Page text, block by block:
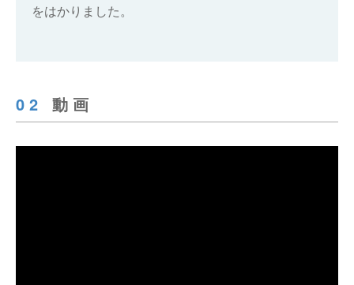
をはかりました。
動画
02